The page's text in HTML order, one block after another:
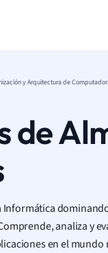
y Arquitectura de
de
analiza y
en el